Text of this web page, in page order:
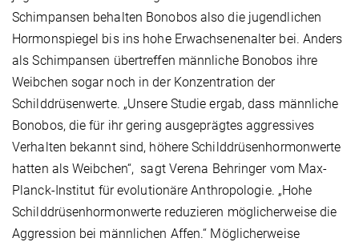
Schimpansen behalten Bonobos also die jugendlichen
Hormonspiegel bis ins hohe Erwachsenenalter bei. Anders
als Schimpansen übertreffen männliche Bonobos ihre
Weibchen sogar noch in der Konzentration der
Schilddrüsenwerte. „Unsere Studie ergab, dass männliche
Bonobos, die für ihr gering ausgeprägtes aggressives
Verhalten bekannt sind, höhere Schilddrüsenhormonwerte
hatten als Weibchen“, sagt Verena Behringer vom Max-
Planck-Institut für evolutionäre Anthropologie. „Hohe
Schilddrüsenhormonwerte reduzieren möglicherweise die
Aggression bei männlichen Affen.“ Möglicherweise